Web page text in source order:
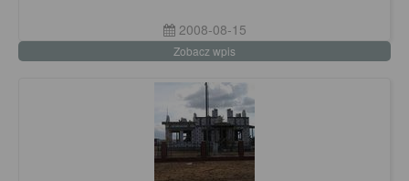
2008-08-15
Zobacz wpis